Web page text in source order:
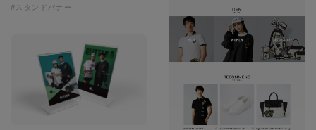
#スタンドバナー